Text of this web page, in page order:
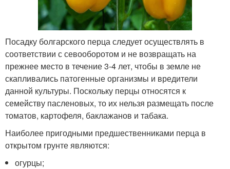
Посадку болгарского перца следует осуществлять в
соответствии с севооборотом и не возвращать на
прежнее место в течение 3-4 лет, чтобы в земле не
скапливались патогенные организмы и вредители
данной культуры. Поскольку перцы относятся к
семейству пасленовых, то их нельзя размещать после
томатов, картофеля, баклажанов и табака.
Наиболее пригодными предшественниками перца в
открытом грунте являются:
огурцы;